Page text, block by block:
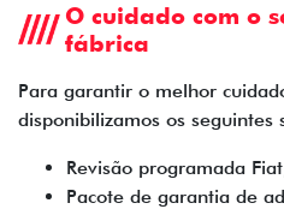
O cuidado com o
fábrica
Para garantir o melhor
disponibilizamos os seguintes
Revisão programada
Pacote de garantia de